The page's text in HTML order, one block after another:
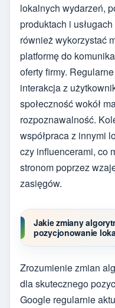
lokalnych wydarzeń,
produktach i
również wykorzystać
platformę do
oferty firmy.
interakcja z
społeczność wokół
rozpoznawalność.
współpraca z innymi
czy influencerami, co
stronom poprzez
zasięgów.
Jakie zmiany
pozycjonowanie
Zrozumienie zmian
dla skutecznego
Google regularnie